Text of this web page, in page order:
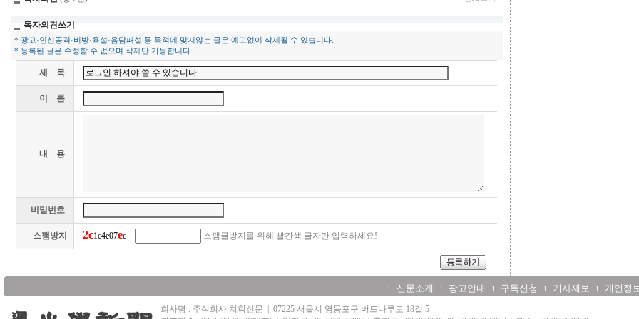
독자의견쓰기
* 광고·인신공격·비방·욕설·음담패설 등 목적에 맞지않는 글은 예고없이 삭제될 수 있습니다.
* 등록된 글은 수정할 수 없으며 삭제만 가능합니다.
제 목
이 름
내 용
비밀번호
스팸방지 2c1c4e07ec 스팸글방지를 위해 빨간색 글자만 입력하세요!
l 신문소개 l 광고안내 l 구독신청 l 기사제보 l 개인정
회사명 : 주식회사 치학신문
07225 서울시 영등포구 버드나루로 18길 5